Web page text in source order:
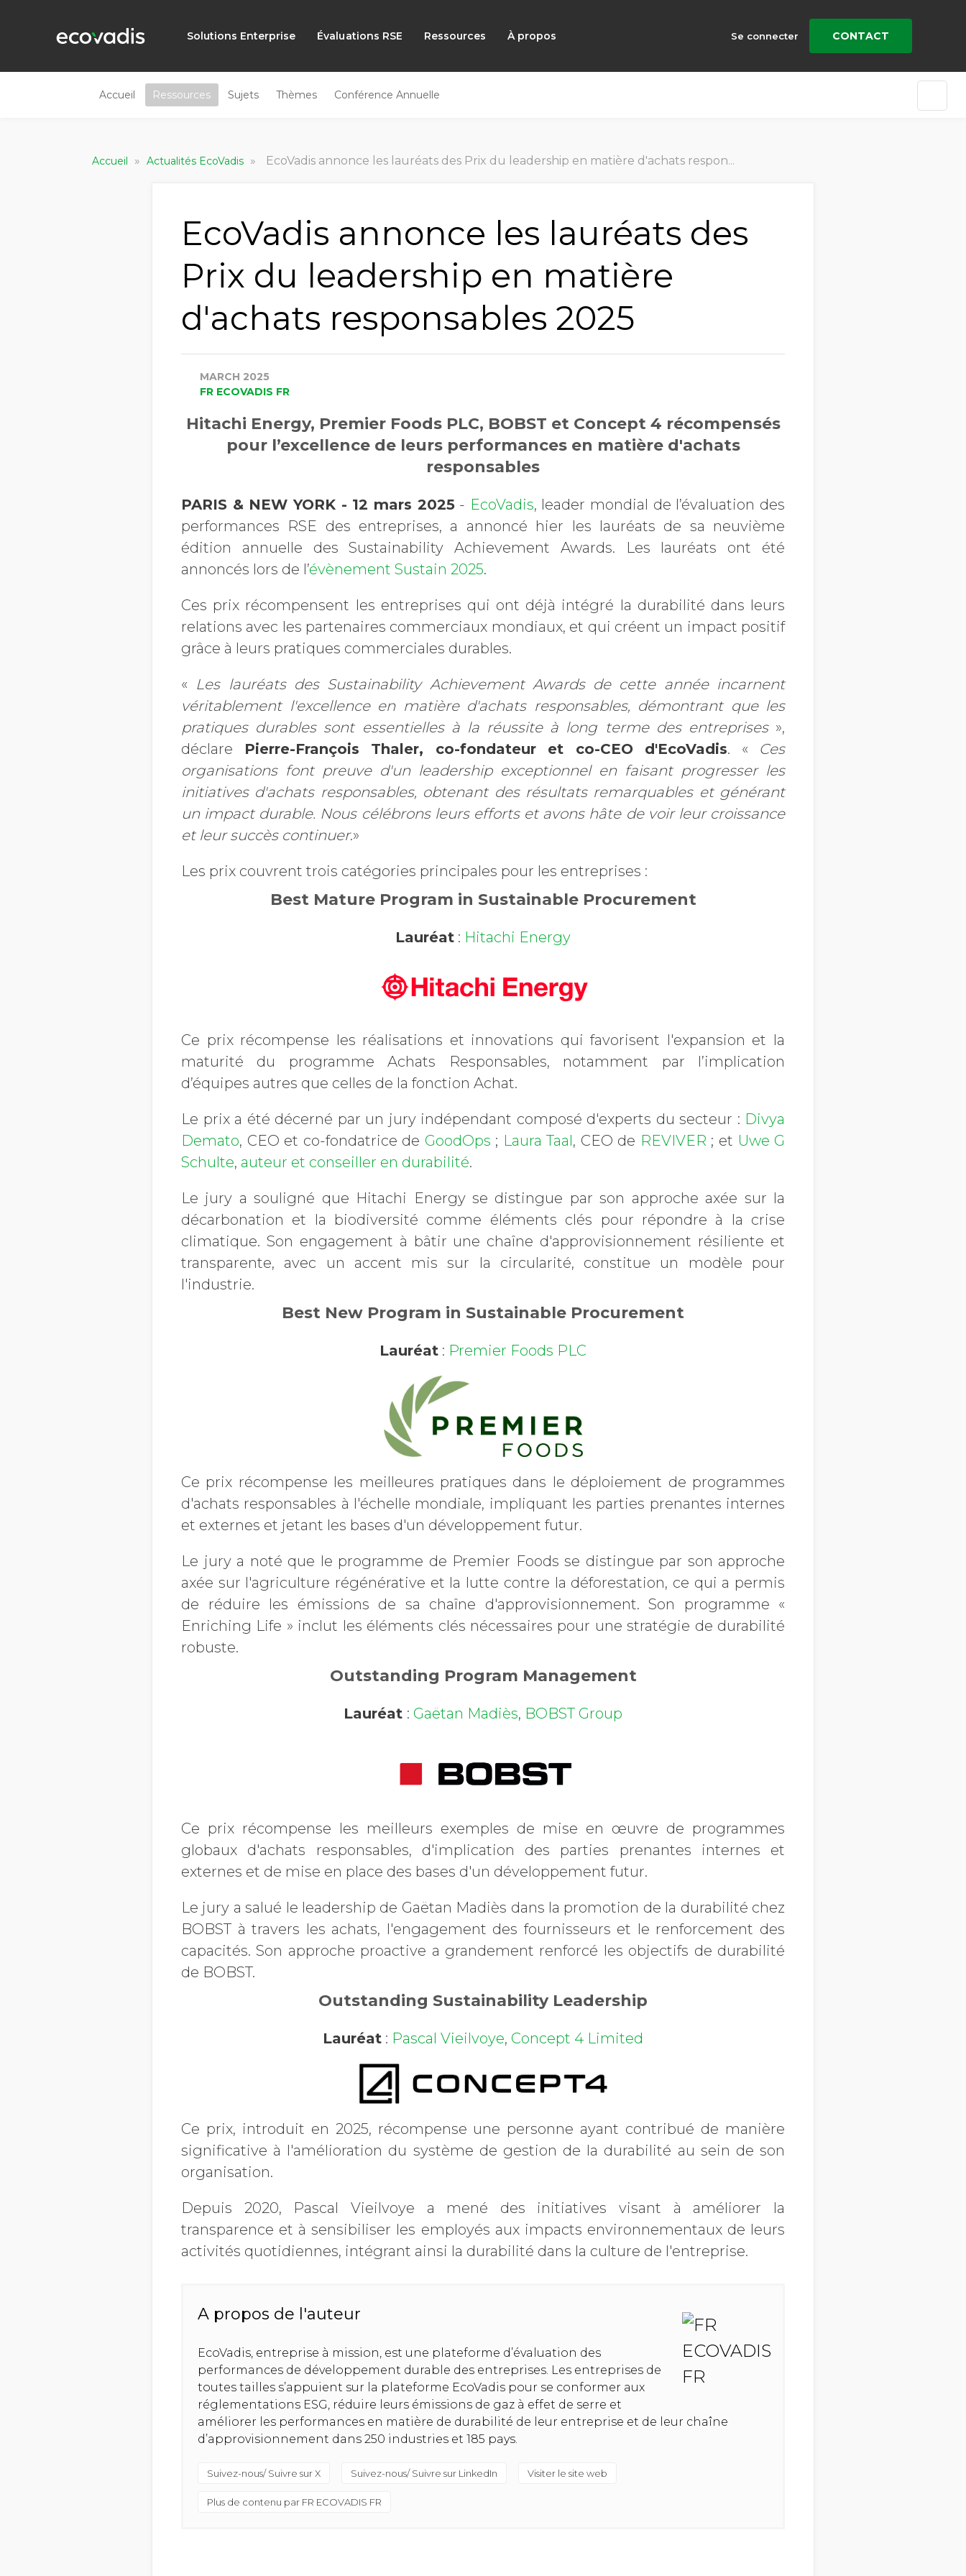
Solutions Enterprise Évaluations RSE Ressources À propos Se connecter CONTACT
Accueil Ressources Sujets Thèmes Conférence Annuelle
Accueil » Actualités EcoVadis » EcoVadis annonce les lauréats des Prix du leadership en matière d'achats responsables 2025
EcoVadis annonce les lauréats des
Prix du leadership en matière
d'achats responsables 2025
MARCH 2025
FR ECOVADIS FR
Hitachi Energy, Premier Foods PLC, BOBST et Concept 4 récompensés
pour l’excellence de leurs performances en matière d'achats
responsables
PARIS & NEW YORK - 12 mars 2025 - EcoVadis, leader mondial de l’évaluation des
performances RSE des entreprises, a annoncé hier les lauréats de sa neuvième
édition annuelle des Sustainability Achievement Awards. Les lauréats ont été
annoncés lors de l’évènement Sustain 2025.
Ces prix récompensent les entreprises qui ont déjà intégré la durabilité dans leurs
relations avec les partenaires commerciaux mondiaux, et qui créent un impact positif
grâce à leurs pratiques commerciales durables.
« Les lauréats des Sustainability Achievement Awards de cette année incarnent
véritablement l'excellence en matière d'achats responsables, démontrant que les
pratiques durables sont essentielles à la réussite à long terme des entreprises»,
déclare
Pierre-François Thaler, co-fondateur et co-CEO d'EcoVadis. « Ces
organisations font preuve d'un leadership exceptionnel en faisant progresser les
initiatives d'achats responsables, obtenant des résultats remarquables et générant
un impact durable. Nous célébrons leurs efforts et avons hâte de voir leur croissance
et leur succès continuer.»
Les prix couvrent trois catégories principales pour les entreprises :
Best Mature Program in Sustainable Procurement
Lauréat : Hitachi Energy
Ce prix récompense les réalisations et innovations qui favorisent l'expansion et la
maturité du programme Achats Responsables, notamment par l’implication
d’équipes autres que celles de la fonction Achat.
Le prix a été décerné par un jury indépendant composé d'experts du secteur : Divya
Demato, CEO et co-fondatrice de GoodOps ; Laura Taal, CEO de REVIVER ; et Uwe G
Schulte, auteur et conseiller en durabilité.
Le jury a souligné que Hitachi Energy se distingue par son approche axée sur la
décarbonation et la biodiversité comme éléments clés pour répondre à la crise
climatique. Son engagement à bâtir une chaîne d'approvisionnement résiliente et
transparente, avec un accent mis sur la circularité, constitue un modèle pour
l'industrie.
Best New Program in Sustainable Procurement
Lauréat : Premier Foods PLC
Ce prix récompense les meilleures pratiques dans le déploiement de programmes
d'achats responsables à l'échelle mondiale, impliquant les parties prenantes internes
et externes et jetant les bases d'un développement futur.
Le jury a noté que le programme de Premier Foods se distingue par son approche
axée sur l'agriculture régénérative et la lutte contre la déforestation, ce qui a permis
de réduire les émissions de sa chaîne d'approvisionnement. Son programme «
Enriching Life » inclut les éléments clés nécessaires pour une stratégie de durabilité
robuste.
Outstanding Program Management
Lauréat : Gaëtan Madiès, BOBST Group
Ce prix récompense les meilleurs exemples de mise en œuvre de programmes
globaux d'achats responsables, d'implication des parties prenantes internes et
externes et de mise en place des bases d'un développement futur.
Le jury a salué le leadership de Gaëtan Madiès dans la promotion de la durabilité chez
BOBST à travers les achats, l'engagement des fournisseurs et le renforcement des
capacités. Son approche proactive a grandement renforcé les objectifs de durabilité
de BOBST.
Outstanding Sustainability Leadership
Lauréat : Pascal Vieilvoye, Concept 4 Limited
Ce prix, introduit en 2025, récompense une personne ayant contribué de manière
significative à l'amélioration du système de gestion de la durabilité au sein de son
organisation.
Depuis 2020, Pascal Vieilvoye a mené des initiatives visant à améliorer la
transparence et à sensibiliser les employés aux impacts environnementaux de leurs
activités quotidiennes, intégrant ainsi la durabilité dans la culture de l'entreprise.
A propos de l'auteur
EcoVadis, entreprise à mission, est une plateforme d’évaluation des
performances de développement durable des entreprises. Les entreprises de
toutes tailles s’appuient sur la plateforme EcoVadis pour se conformer aux
réglementations ESG, réduire leurs émissions de gaz à effet de serre et
améliorer les performances en matière de durabilité de leur entreprise et de leur chaîne
d’approvisionnement dans 250 industries et 185 pays.
Suivez-nous/ Suivre sur X Suivez-nous/ Suivre sur LinkedIn Visiter le site web
Plus de contenu par FR ECOVADIS FR